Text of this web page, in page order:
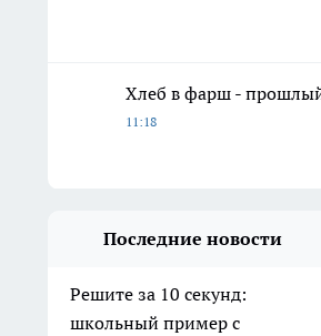
Хлеб в фарш -
11:18
Последние новости
Решите за 10 секунд:
школьный пример с